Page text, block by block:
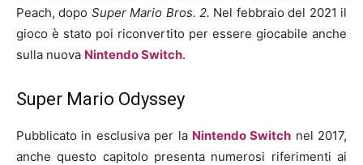
Peach, dopo Super Mario Bros. 2. Nel febbraio del 2021 il
gioco è stato poi riconvertito per essere giocabile anche
sulla nuova Nintendo Switch.
Super Mario Odyssey
Pubblicato in esclusiva per la Nintendo Switch nel 2017,
anche questo capitolo presenta numerosi riferimenti ai